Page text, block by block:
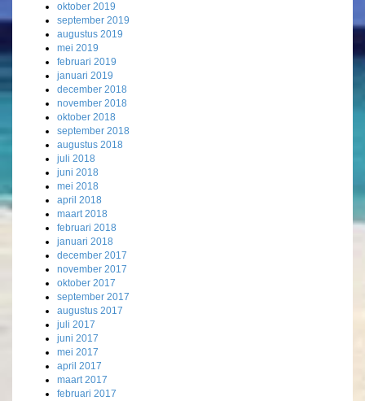
oktober 2019
september 2019
augustus 2019
mei 2019
februari 2019
januari 2019
december 2018
november 2018
oktober 2018
september 2018
augustus 2018
juli 2018
juni 2018
mei 2018
april 2018
maart 2018
februari 2018
januari 2018
december 2017
november 2017
oktober 2017
september 2017
augustus 2017
juli 2017
juni 2017
mei 2017
april 2017
maart 2017
februari 2017